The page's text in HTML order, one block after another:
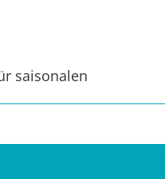
saisonalen